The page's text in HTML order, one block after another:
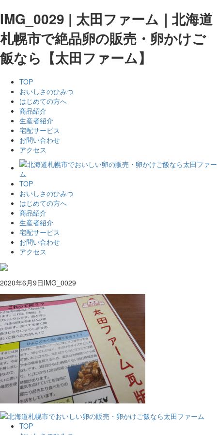
IMG_0029 | 太田ファーム｜北海道
札幌市で絶品卵の販売・卵かけご
飯なら【太田ファーム】
TOP
おいしさのひみつ
はじめての方へ
商品紹介
生産者紹介
宅配サービス
お問い合わせ
アクセス
TOP
おいしさのひみつ
はじめての方へ
商品紹介
生産者紹介
宅配サービス
お問い合わせ
アクセス
2020年6月9日IMG_0029
TOP